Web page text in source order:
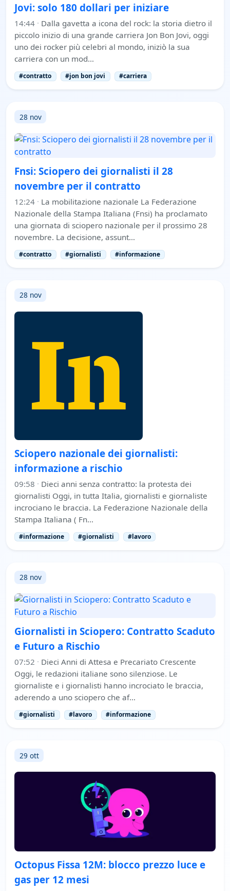
Jovi: solo 180 dollari per iniziare
14:44 · Dalla gavetta a icona del rock: la storia dietro il
piccolo inizio di una grande carriera Jon Bon Jovi, oggi
uno dei rocker più celebri al mondo, iniziò la sua
carriera con un mod…
#contratto #jon bon jovi #carriera
28 nov
Fnsi: Sciopero dei giornalisti il 28
novembre per il contratto
12:24 · La mobilitazione nazionale La Federazione
Nazionale della Stampa Italiana (Fnsi) ha proclamato
una giornata di sciopero nazionale per il prossimo 28
novembre. La decisione, assunt…
#contratto #giornalisti #informazione
28 nov
Sciopero nazionale dei giornalisti:
informazione a rischio
09:58 · Dieci anni senza contratto: la protesta dei
giornalisti Oggi, in tutta Italia, giornalisti e giornaliste
incrociano le braccia. La Federazione Nazionale della
Stampa Italiana ( Fn…
#informazione #giornalisti #lavoro
28 nov
Giornalisti in Sciopero: Contratto Scaduto
e Futuro a Rischio
07:52 · Dieci Anni di Attesa e Precariato Crescente
Oggi, le redazioni italiane sono silenziose. Le
giornaliste e i giornalisti hanno incrociato le braccia,
aderendo a uno sciopero che af…
#giornalisti #lavoro #informazione
29 ott
Octopus Fissa 12M: blocco prezzo luce e
gas per 12 mesi